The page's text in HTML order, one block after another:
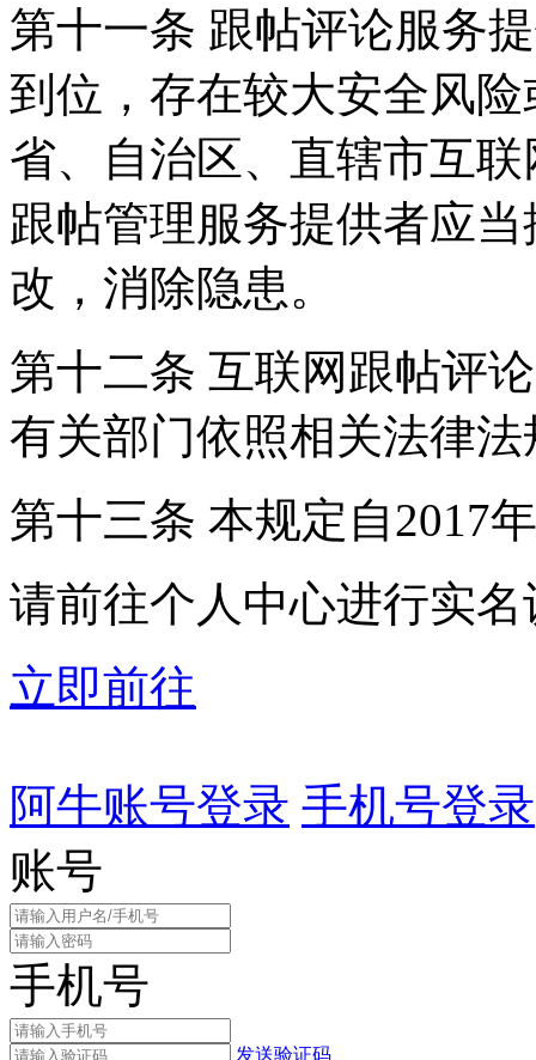
第十一条 跟帖评论服务
到位，存在较大安全风
省、自治区、直辖市互
跟帖管理服务提供者应
改，消除隐患。
第十二条 互联网跟帖评
有关部门依照相关法律
第十三条 本规定自2017
请前往个人中心进行实名
立即前往
阿牛账号登录 手机号登录
账号
手机号
发送验证码